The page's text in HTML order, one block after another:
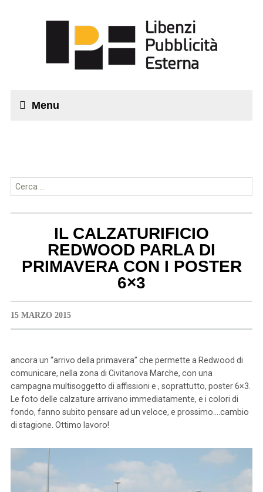
Menu
Ricerca per:
IL CALZATURIFICIO
REDWOOD PARLA DI
PRIMAVERA CON I POSTER
6×3
15 MARZO 2015
ancora un “arrivo della primavera” che permette a Redwood di
comunicare, nella zona di Civitanova Marche, con una
campagna multisoggetto di affissioni e , soprattutto, poster 6×3.
Le foto delle calzature arrivano immediatamente, e i colori di
fondo, fanno subito pensare ad un veloce, e prossimo….cambio
di stagione. Ottimo lavoro!